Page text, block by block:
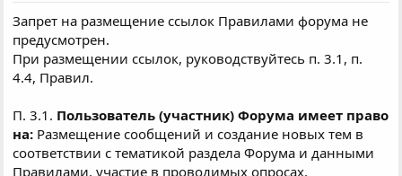
Запрет на размещение ссылок Правилами форума не
предусмотрен.
При размещении ссылок, руководствуйтесь п. 3.1, п.
4.4, Правил.
П. 3.1. Пользователь (участник) Форума имеет право
на: Размещение сообщений и создание новых тем в
соответствии с тематикой раздела Форума и данными
Правилами, участие в проводимых опросах,